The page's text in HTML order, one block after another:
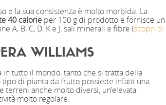
e la sua consistenza è molto morbida. La
40 calorie per 100 g di prodotto e fornisce un
A, B, C, D, K e J, sali minerali e fibre (scopri di
WILLIAMS
tutto il mondo, tanto che si tratta della
tipo di pianta da frutto possiede infatti una
anche molto diversi, un’elevata
molto regolare.